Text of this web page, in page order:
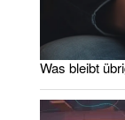
Was bleibt